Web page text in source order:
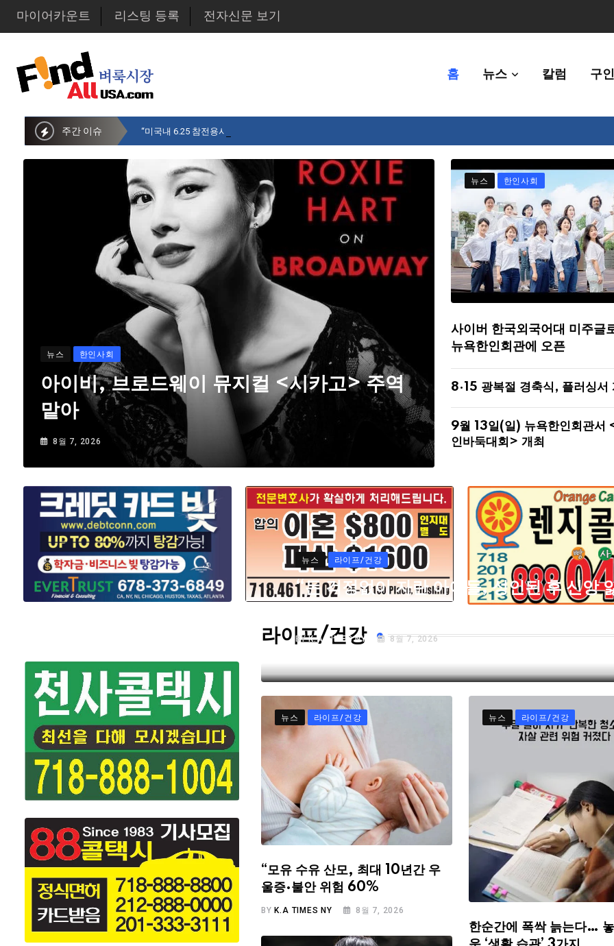
마이어카운트 리스팅 등록 전자신문 보기
홈 뉴스 칼럼 구
주간 이슈 “미국내 6.25 참전용사 중 14만명만 생존…180만명 중 8% 수준
뉴스 한인사회
아이비, 브로드웨이 뮤지컬 <시카고> 주역
맡아
8월 7, 2026
뉴스 한인사회
사이버 한국외국어대 미주글
뉴욕한인회관에 오픈
8·15 광복절 경축식, 플러싱서
9월 13일(일) 뉴욕한인회관서
인바둑대회> 개최
라이프/건강
뉴스 라이프/건강
“돈 걱정없이 자란 아이들, 성인된 후 신앙
BYK.A TIMES NY 8월 7, 2026
뉴스 라이프/건강
“모유 수유 산모, 최대 10년간 우
울증·불안 위험 60%
BYK.A TIMES NY 8월 7, 2026
뉴스 라이프/건강
한순간에 폭싹 늙는다…